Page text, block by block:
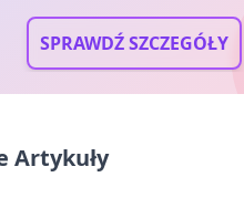
SPRAWDŹ SZCZEGÓŁY
Artykuły